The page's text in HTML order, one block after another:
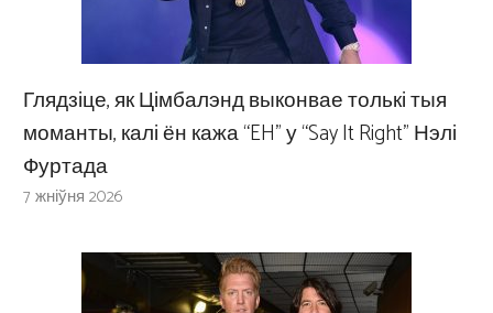
Глядзіце, як Цімбалэнд выконвае толькі тыя
моманты, калі ён кажа “EH” у “Say It Right” Нэлі
Фуртада
7 жніўня 2026